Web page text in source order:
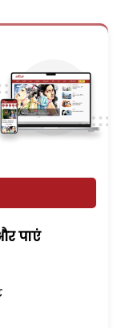
पाएं